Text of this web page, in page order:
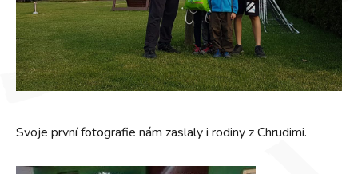
Svoje první fotografie nám zaslaly i rodiny z Chrudimi.